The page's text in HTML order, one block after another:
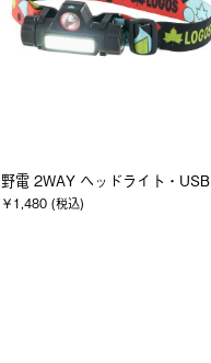
野電 2WAY ヘッドライト・USB
￥1,480 (税込)